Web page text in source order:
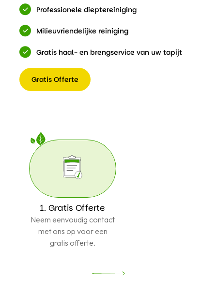
Professionele dieptereiniging
Milieuvriendelijke reiniging
Gratis haal- en brengservice van uw tapijt
Gratis Offerte
1. Gratis Offerte
Neem eenvoudig contact
met ons op voor een
gratis offerte.